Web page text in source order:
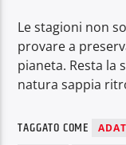
Le stagioni non
provare a
pianeta. Resta la
natura sappia
TAGGATO COME